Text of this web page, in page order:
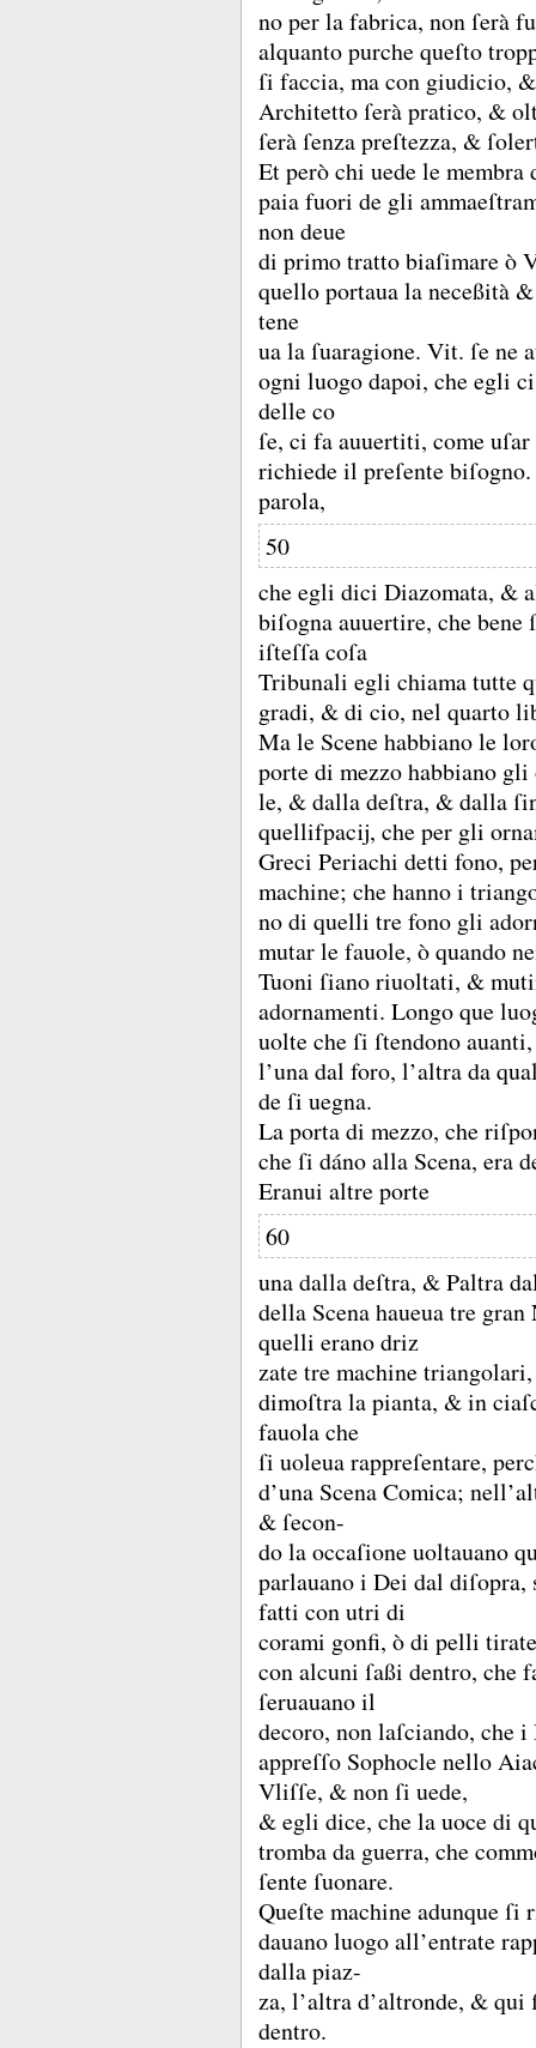
no per la fabrica, non ſerà
alquanto purche queſto
ſi faccia, ma con giudicio,
Architetto ſerà pratico, &
ſerà ſenza preſtezza, &
Et però chi uede le
paia fuori de gli
non deue
di primo tratto biaſimare ò
quello portaua la neceßità
tene
ua la ſuaragione. Vit. ſe ne
ogni luogo dapoi, che egli
delle co
ſe, ci fa auuertiti, come
richiede il preſente biſogno.
parola,
50
che egli dici Diazomata, &
biſogna auuertire, che bene
iſteſſa coſa
Tribunali egli chiama tutte
gradi, &di cio, nel quarto
Ma le Scene habbiano le
porte di mezzo habbiano gli
le, &dalla deſtra, &dalla
quellifpacĳ, che per gli
Greci Periachi detti fono,
machine; che hanno i
no di quelli tre fono gli
mutar le fauole, ò quando
Tuoni ſiano riuoltati, &
adornamenti. Longo que
uolte che ſi ſtendono
l’una dal foro, l’altra da
de ſi uegna.
La porta di mezzo, che
che ſi dáno alla Scena, era
Eranui altre porte
60
una dalla deſtra, &Paltra
della Scena haueua tre
quelli erano driz
zate tre machine
dimoſtra la pianta, &in
fauola che
ſi uoleua rappreſentare,
d’una Scena Comica;
&ſecon-
do la occaſione uoltauano
parlauano i Dei dal
fatti con utri di
corami gonfi, ò di pelli
con alcuni ſaßi dentro, che
ſeruauano il
decoro, non laſciando, che
appreſſo Sophocle nello
Vliſſe, &non ſi uede,
&egli dice, che la uoce di
tromba da guerra, che
ſente ſuonare.
Queſte machine adunque
dauano luogo all’entrate
dalla piaz-
za, l’altra d’altronde, &qui
dentro.